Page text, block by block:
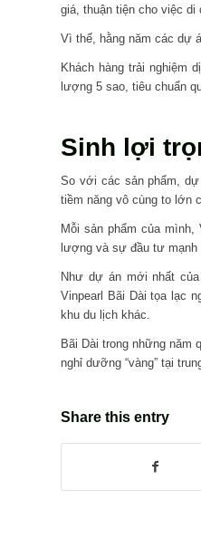
giá, thuận tiện cho việc di
Vì thế, hằng năm các dự
Khách hàng trải nghiệm
lượng 5 sao, tiêu chuẩn
Sinh lợi
So với các sản phẩm,
tiềm năng vô cùng to lớn
Mỗi sản phẩm của
lượng và sự đầu tư
Như dự án mới nhất
Vinpearl Bãi Dài tọa lạc
khu du lịch khác.
Bãi Dài trong những năm
nghỉ dưỡng “vàng” tại
Share this entry